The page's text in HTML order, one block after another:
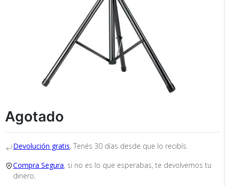
Agotado
Devolución gratis, Tenés 30 días desde que lo recibís.
Compra Segura, si no es lo que esperabas, te devolvemos tu
dinero.
En Bidcom te aseguramos recibir el producto
que esperabas o te devolvemos el 100% de tu